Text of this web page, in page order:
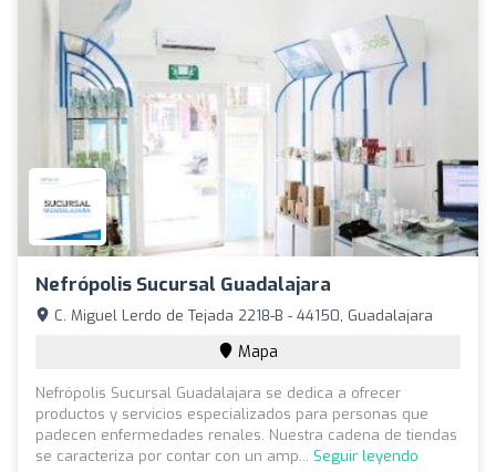
Nefrópolis Sucursal Guadalajara
C. Miguel Lerdo de Tejada 2218-B - 44150, Guadalajara
Mapa
Nefrópolis Sucursal Guadalajara se dedica a ofrecer
productos y servicios especializados para personas que
padecen enfermedades renales. Nuestra cadena de tiendas
se caracteriza por contar con un amp... Seguir leyendo